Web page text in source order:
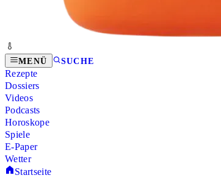
MENÜ SUCHE
Rezepte
Dossiers
Videos
Podcasts
Horoskope
Spiele
E-Paper
Wetter
Startseite